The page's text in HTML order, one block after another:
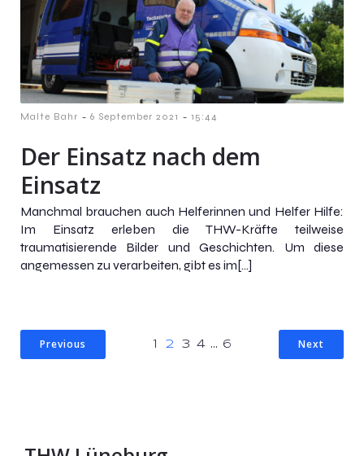
Malte Bahr - 6 September 2021 - 15:44
Der Einsatz nach dem
Einsatz
Manchmal brauchen auch Helferinnen und Helfer Hilfe:
Im Einsatz erleben die THW-Kräfte teilweise
traumatisierende Bilder und Geschichten. Um diese
angemessen zu verarbeiten, gibt es im[…]
Previous 1 2 3 4 … 6 Next